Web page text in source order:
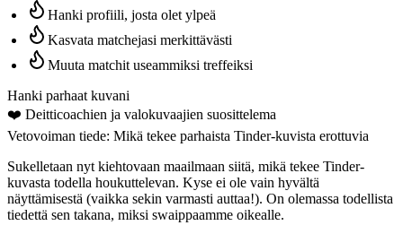
Hanki profiili, josta olet ylpeä
Kasvata matchejasi merkittävästi
Muuta matchit useammiksi treffeiksi
Hanki parhaat kuvani
❤️ Deitticoachien ja valokuvaajien suosittelema
Vetovoiman tiede: Mikä tekee parhaista Tinder-kuvista erottuvia
Sukelletaan nyt kiehtovaan maailmaan siitä, mikä tekee Tinder-
kuvasta todella houkuttelevan. Kyse ei ole vain hyvältä
näyttämisestä (vaikka sekin varmasti auttaa!). On olemassa todellista
tiedettä sen takana, miksi swaippaamme oikealle.